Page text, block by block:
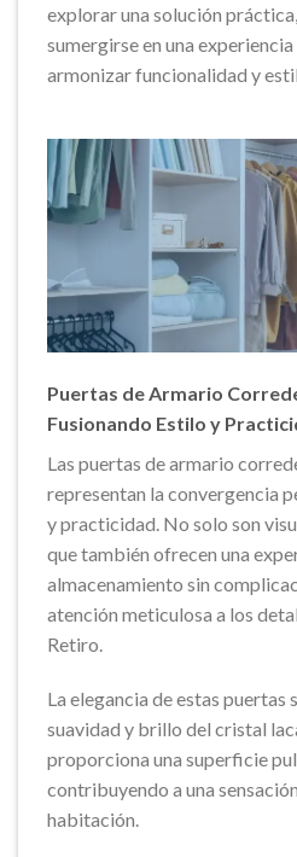
explorar una solución
sumergirse en una
armonizar funcionalidad y
Puertas de Armario
Fusionando Estilo y
Las puertas de armario
representan la convergencia
y practicidad. No solo son
que también ofrecen una
almacenamiento sin
atención meticulosa a los
Retiro.
La elegancia de estas puertas
suavidad y brillo del cristal
proporciona una superficie
contribuyendo a una
habitación.